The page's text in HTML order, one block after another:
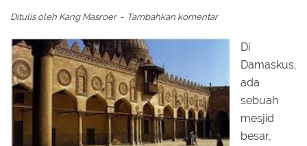
Ditulis oleh Kang Masroer Tambahkan komentar
Di
Damaskus,
ada
sebuah
mesjid
besar,